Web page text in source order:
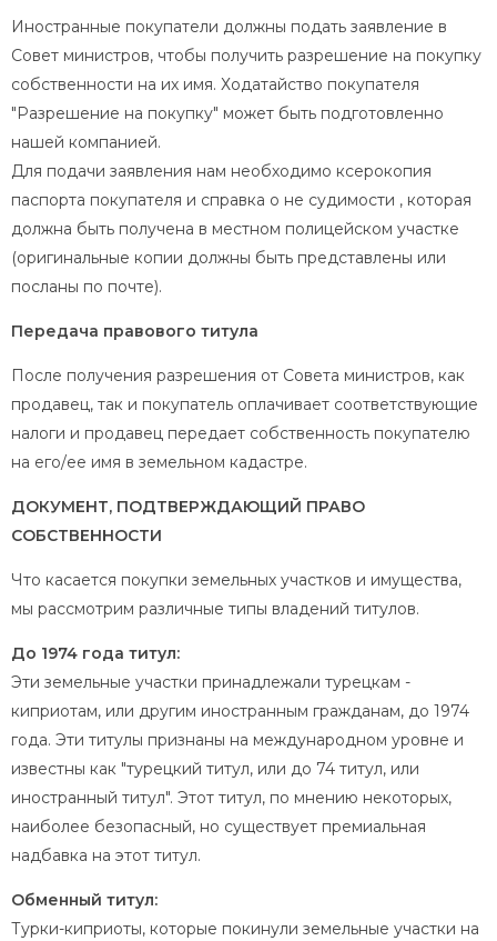
Иностранные покупатели должны подать заявление в
Совет министров, чтобы получить разрешение на покупку
собственности на их имя. Ходатайство покупателя
"Разрешение на покупку" может быть подготовленно
нашей компанией.
Для подачи заявления нам необходимо ксерокопия
паспорта покупателя и справка о не судимости , которая
должна быть получена в местном полицейском участке
(оригинальные копии должны быть представлены или
посланы по почте).
Передача правового титула
После получения разрешения от Совета министров, как
продавец, так и покупатель оплачивает соответствующие
налоги и продавец передает собственность покупателю
на его/ее имя в земельном кадастре.
ДОКУМЕНТ, ПОДТВЕРЖДАЮЩИЙ ПРАВО
СОБСТВЕННОСТИ
Что касается покупки земельных участков и имущества,
мы рассмотрим различные типы владений титулов.
До 1974 года титул:
Эти земельные участки принадлежали турецкам -
киприотам, или другим иностранным гражданам, до 1974
года. Эти титулы признаны на международном уровне и
известны как "турецкий титул, или до 74 титул, или
иностранный титул". Этот титул, по мнению некоторых,
наиболее безопасный, но существует премиальная
надбавка на этот титул.
Обменный титул:
Турки-киприоты, которые покинули земельные участки на